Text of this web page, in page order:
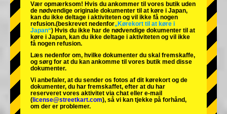
Okinawa
Vær opmærksom! Hvis du ankommer til vores butik uden
de nødvendige originale dokumenter til at køre i Japan,
kan du ikke deltage i aktiviteten og vil ikke få nogen
refusion.(beskrevet nedenfor„Kørekort til at køre i
Japan“) Hvis du ikke har de nødvendige dokumenter til at
køre i Japan, kan du ikke deltage i aktiviteten og vil ikke
få nogen refusion.
Læs nedenfor om, hvilke dokumenter du skal fremskaffe,
og sørg for at du kan ankomme til vores butik med disse
dokumenter.
Vi anbefaler, at du sender os fotos af dit kørekort og de
dokumenter, du har fremskaffet, efter at du har
reserveret vores aktivitet via chat eller e-mail
( license@streetkart.com), så vi kan tjekke på forhånd,
om der er problemer.